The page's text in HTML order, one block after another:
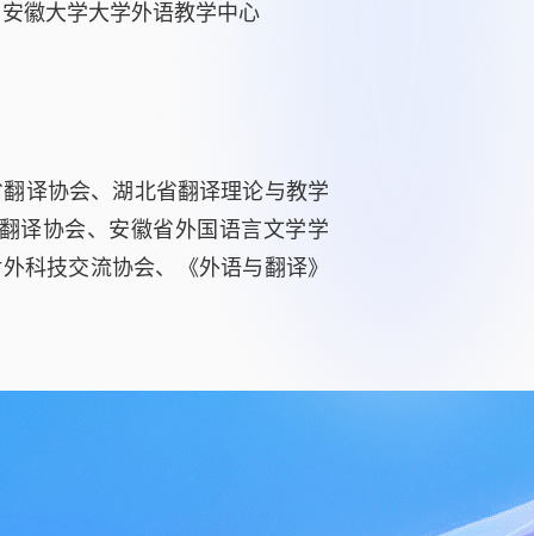
安徽大学大学外语教学中心
译协会、湖北省翻译理论与教学
译协会、安徽省外国语言文学学
科技交流协会、《外语与翻译》